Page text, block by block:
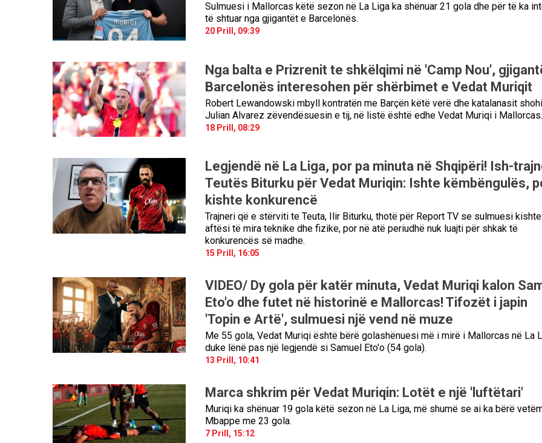
Sulmuesi i Mallorcas këtë sezon në La Liga ka shënuar 21 gola dhe për të ka
të shtuar nga gjigantët e Barcelonës.
20 Prill, 09:39
Nga balta e Prizrenit te shkëlqimi në 'Camp Nou',
Barcelonës interesohen për shërbimet e Vedat Muriqit
Robert Lewandowski mbyll kontratën me Barçën këtë verë dhe katalanasit
Julian Alvarez zëvendësuesin e tij, në listë është edhe Vedat Muriqi i Mallorcas.
18 Prill, 08:29
Legjendë në La Liga, por pa minuta në Shqipëri! Ish-
Teutës Biturku për Vedat Muriqin: Ishte këmbëngulës,
kishte konkurencë
Trajneri që e stërviti te Teuta, Ilir Biturku, thotë për Report TV se sulmuesi kishte
aftësi të mira teknike dhe fizike, por në atë periudhë nuk luajti për shkak të
konkurencës së madhe.
15 Prill, 16:05
VIDEO/ Dy gola për katër minuta, Vedat Muriqi kalon
Eto'o dhe futet në historinë e Mallorcas! Tifozët i japin
'Topin e Artë', sulmuesi një vend në muze
Me 55 gola, Vedat Muriqi është bërë golashënuesi më i mirë i Mallorcas në La
duke lënë pas një legjendë si Samuel Eto'o (54 gola).
13 Prill, 10:41
Marca shkrim për Vedat Muriqin: Lotët e një 'luftëtari'
Muriqi ka shënuar 19 gola këtë sezon në La Liga, më shumë se ai ka bërë
Mbappe me 23 gola.
7 Prill, 15:12